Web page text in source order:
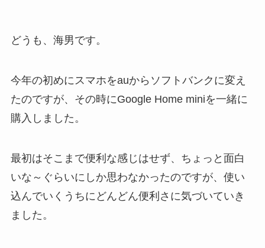
どうも、海男です。
今年の初めにスマホをauからソフトバンクに変え
たのですが、その時にGoogle Home miniを一緒に
購入しました。
最初はそこまで便利な感じはせず、ちょっと面白
いな～ぐらいにしか思わなかったのですが、使い
込んでいくうちにどんどん便利さに気づいていき
ました。